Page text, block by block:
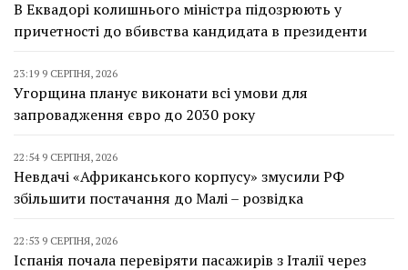
В Еквадорі колишнього міністра підозрюють у
причетності до вбивства кандидата в президенти
23:19 9 СЕРПНЯ, 2026
Угорщина планує виконати всі умови для
запровадження євро до 2030 року
22:54 9 СЕРПНЯ, 2026
Невдачі «Африканського корпусу» змусили РФ
збільшити постачання до Малі – розвідка
22:53 9 СЕРПНЯ, 2026
Іспанія почала перевіряти пасажирів з Італії через